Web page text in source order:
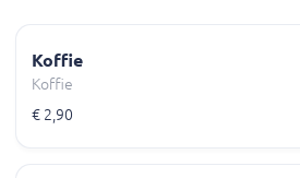
Koffie
Koffie
€ 2,90